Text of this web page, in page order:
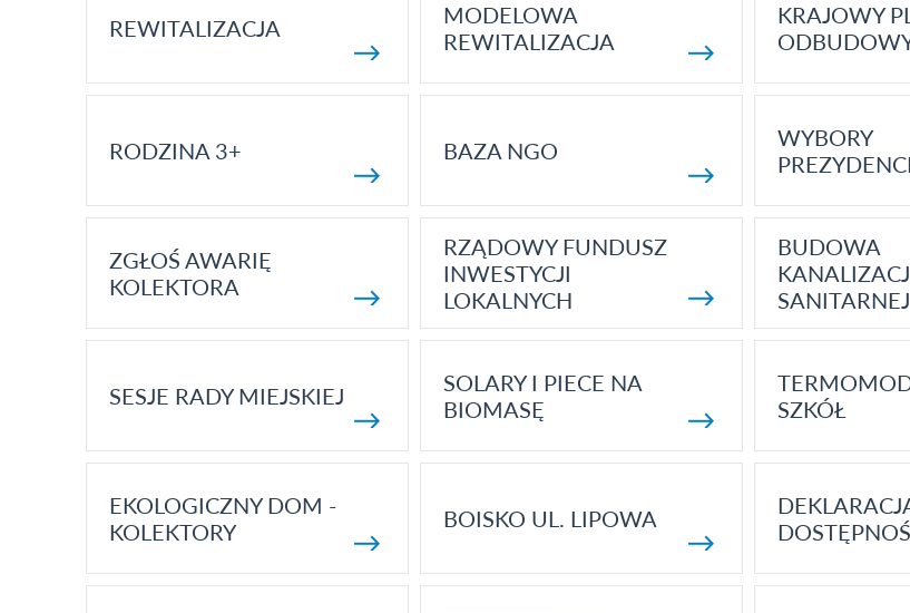
REWITALIZACJA
MODELOWA
REWITALIZACJA
KRAJOWY
RODZINA 3+ BAZA NGO
WYBORY
ZGŁOŚ AWARIĘ
KOLEKTORA
RZĄDOWY FUNDUSZ
INWESTYCJI
LOKALNYCH
BUDOWA
SESJE RADY MIEJSKIEJ
SOLARY I PIECE NA
BIOMASĘ
SZKÓŁ
EKOLOGICZNY DOM -
KOLEKTORY
BOISKO UL. LIPOWA